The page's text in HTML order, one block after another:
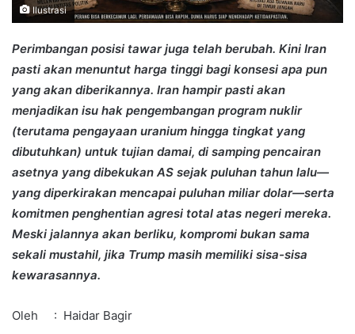
Ilustrasi
Perimbangan posisi tawar juga telah berubah. Kini Iran
pasti akan menuntut harga tinggi bagi konsesi apa pun
yang akan diberikannya. Iran hampir pasti akan
menjadikan isu hak pengembangan program nuklir
(terutama pengayaan uranium hingga tingkat yang
dibutuhkan) untuk tujian damai, di samping pencairan
asetnya yang dibekukan AS sejak puluhan tahun lalu—
yang diperkirakan mencapai puluhan miliar dolar—serta
komitmen penghentian agresi total atas negeri mereka.
Meski jalannya akan berliku, kompromi bukan sama
sekali mustahil, jika Trump masih memiliki sisa-sisa
kewarasannya.
Oleh : Haidar Bagir